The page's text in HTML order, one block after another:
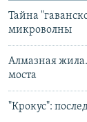
Тайна
микроволны
Алмазная
моста
"Крокус":